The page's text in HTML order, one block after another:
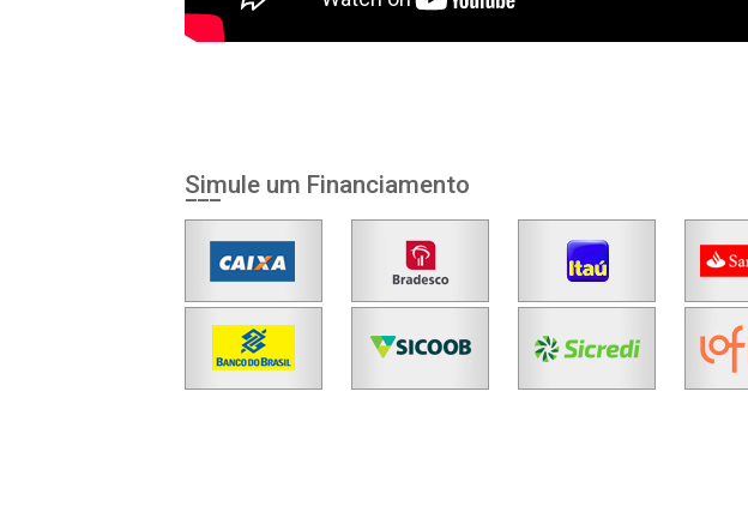
Simule um Financiamento